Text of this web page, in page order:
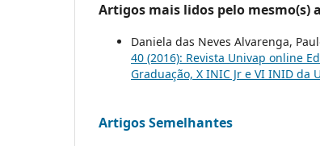
Artigos mais lidos pelo mesmo(s)
Daniela das Neves Alvarenga,
40 (2016): Revista Univap online
Graduação, X INIC Jr e VI INID da
Artigos Semelhantes